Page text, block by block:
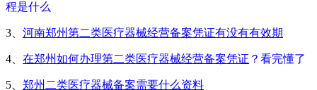
程是什么
3、 河南郑州第二类医疗器械经营备案凭证有没有有效期
4、 在郑州如何办理第二类医疗器械经营备案凭证 ？看完懂了
5、 郑州二类医疗器械备案需要什么资料